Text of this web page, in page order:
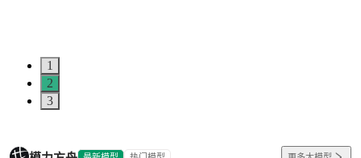
1
2
3